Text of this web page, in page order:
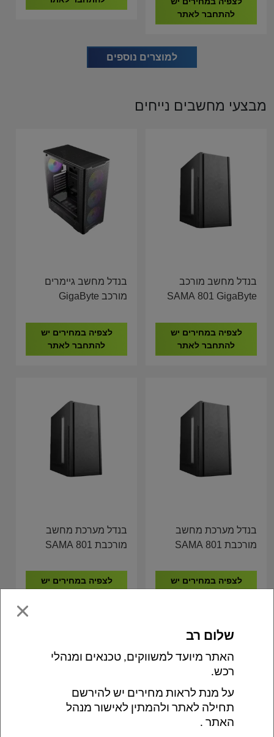
להתחבר לאתר
למוצרים נוספים
מבצעי מחשבים נייחים
בנדל מחשב מורכב
SAMA 801 GigaByte
DDR4 1TB NVME
לצפיה במחירים יש
להתחבר לאתר
בנדל מחשב גיימרים
מורכב GigaByte
16GB DDR4 1TB
NVME RTX 5060 8GB
לצפיה במחירים יש
להתחבר לאתר
בנדל מערכת מחשב
מורכבת SAMA 801
10400 16GB DDR4
512GB NVME
לצפיה במחירים יש
בנדל מערכת מחשב
מורכבת SAMA 801
10500 8GB DDR4
512GB NVME
לצפיה במחירים יש
×
שלום רב
רכש.
האתר .